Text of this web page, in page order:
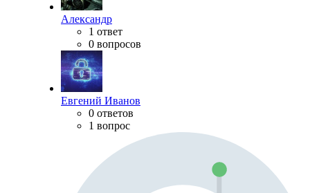
Александр
1 ответ
0 вопросов
Евгений Иванов
0 ответов
1 вопрос